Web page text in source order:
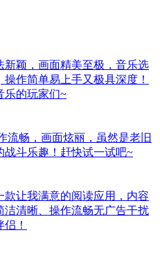
新颖，画面精美至极，音乐选
作简单易上手又极具深度！
乐的玩家们~
流畅，画面炫丽，虽然是老旧
战斗乐趣！赶快试一试吧~
款让我满意的阅读应用，内容
洁清晰、操作流畅无广告干扰
！